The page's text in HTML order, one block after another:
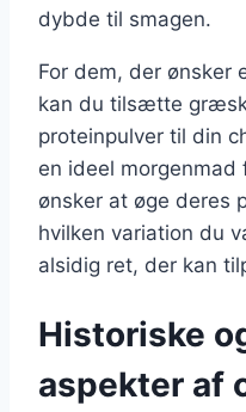
dybde til smagen.
For dem, der ønsker
kan du tilsætte
proteinpulver til din
en ideel
ønsker at øge deres
hvilken variation du
alsidig ret, der kan
Historiske
aspekter af